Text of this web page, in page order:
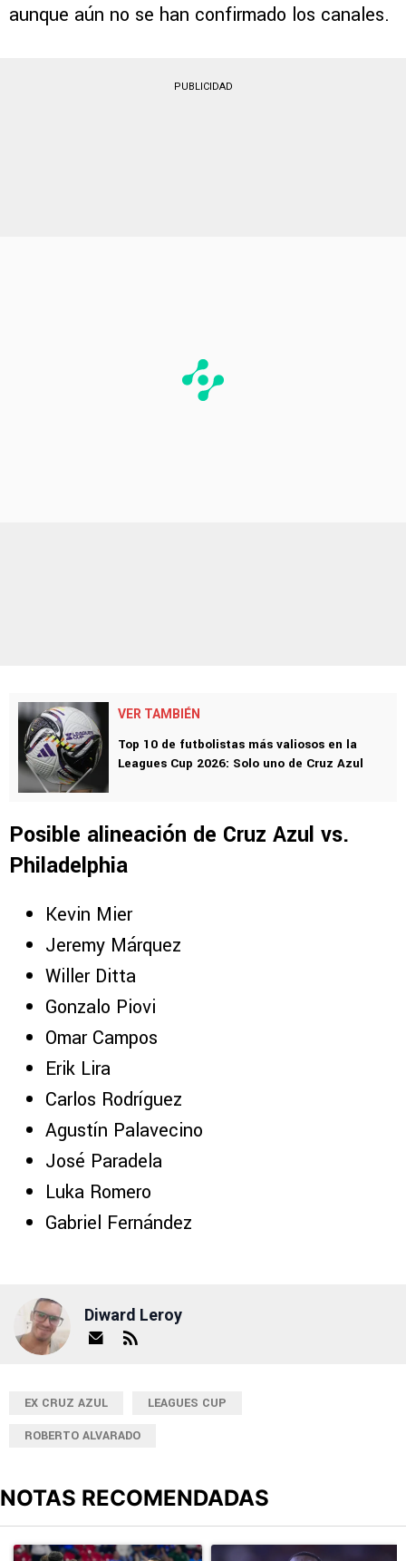
aunque aún no se han confirmado los canales.
PUBLICIDAD
VER TAMBIÉN
Top 10 de futbolistas más valiosos en la
Leagues Cup 2026: Solo uno de Cruz Azul
Posible alineación de Cruz Azul vs.
Philadelphia
Kevin Mier
Jeremy Márquez
Willer Ditta
Gonzalo Piovi
Omar Campos
Erik Lira
Carlos Rodríguez
Agustín Palavecino
José Paradela
Luka Romero
Gabriel Fernández
Diward Leroy
EX CRUZ AZUL
LEAGUES CUP
ROBERTO ALVARADO
NOTAS RECOMENDADAS
Un artículo de tendencia con el título "Cruz Azul 2-3 Atlante:
Un artículo de tendencia con